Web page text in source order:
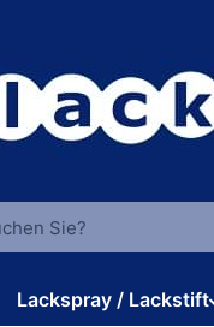
ein.
Lackspray / Lackstift